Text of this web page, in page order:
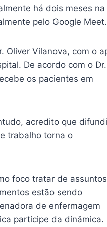
há dois meses na
pelo Google Meet.
Oliver Vilanova, com o
De acordo com o Dr.
os pacientes em
acredito que
trabalho torna o
foco tratar de assuntos
estão sendo
de enfermagem
participe da dinâmica.